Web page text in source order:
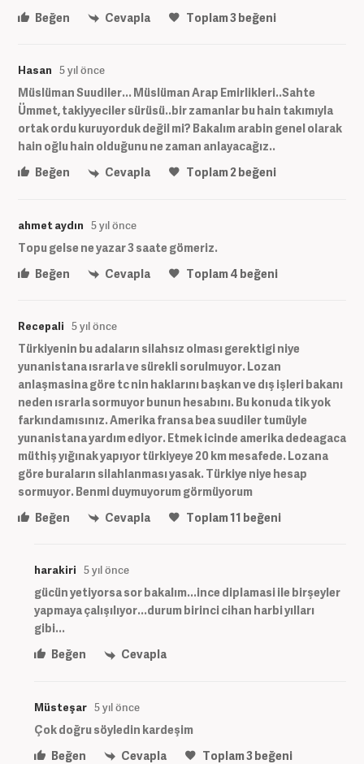
Beğen
Cevapla Toplam3beğeni
Hasan 5 yıl önce
Müslüman Suudiler... Müslüman Arap Emirlikleri..Sahte
Ümmet, takiyyeciler sürüsü..bir zamanlar bu hain takımıyla
ortak ordu kuruyorduk değil mi? Bakalım arabin genel olarak
hain oğlu hain olduğunu ne zaman anlayacağız..
Beğen
Cevapla Toplam2beğeni
ahmet aydın 5 yıl önce
Topu gelse ne yazar 3 saate gömeriz.
Beğen
Cevapla Toplam4 beğeni
Recepali 5 yıl önce
Türkiyenin bu adaların silahsız olması gerektigi niye
yunanistana ısrarla ve sürekli sorulmuyor. Lozan
anlaşmasina göre tc nin haklarını başkan ve dış işleri bakanı
neden ısrarla sormuyor bunun hesabını. Bu konuda tik yok
farkındamısınız. Amerika fransa bea suudiler tumüyle
yunanistana yardım ediyor. Etmek icinde amerika dedeagaca
müthiş yığınak yapıyor türkiyeye 20 km mesafede. Lozana
göre buraların silahlanması yasak. Türkiye niye hesap
sormuyor. Benmi duymuyorum görmüyorum
Beğen
Cevapla Toplam11 beğeni
harakiri 5 yıl önce
gücün yetiyorsa sor bakalım...ince diplamasi ile birşeyler
yapmaya çalışılıyor...durum birinci cihan harbi yılları
gibi...
Beğen
Cevapla
Müsteşar 5 yıl önce
Çok doğru söyledin kardeşim
Beğen
Cevapla Toplam3beğeni